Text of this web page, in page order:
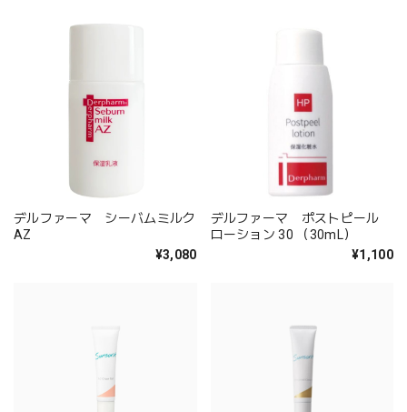
デルファーマ シーバムミルク
AZ
¥3,080
デルファーマ ポストピール
ローション 30 （30mL）
¥1,100